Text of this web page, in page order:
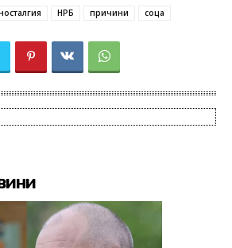
НРБ причини соца